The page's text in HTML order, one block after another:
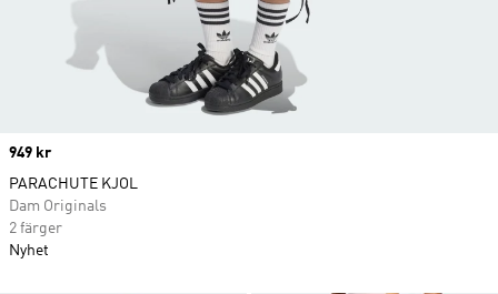
Price
949 kr
PARACHUTE KJOL
Dam Originals
2 färger
Nyhet